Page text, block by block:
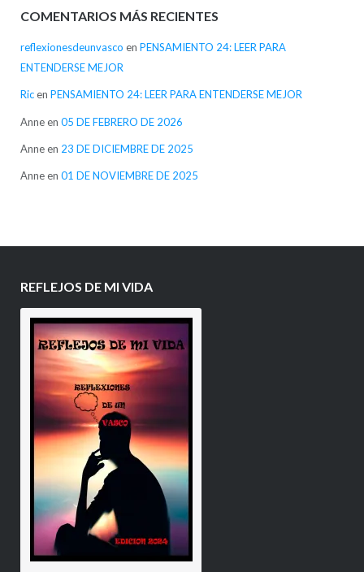
COMENTARIOS MÁS RECIENTES
reflexionesdeunvasco en PENSAMIENTO 24: LEER PARA
ENTENDERSE MEJOR
Ricen PENSAMIENTO 24: LEER PARA ENTENDERSE MEJOR
Anneen 05 DE FEBRERO DE 2026
Anneen 23 DE DICIEMBRE DE 2025
Anneen 01 DE NOVIEMBRE DE 2025
REFLEJOS DE MI VIDA